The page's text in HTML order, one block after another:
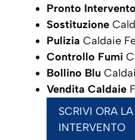
Pronto Intervento
Sostituzione
Pulizia Caldaie
Controllo Fumi
Bollino Blu
Vendita Caldaie
SCRIVI ORA
INTERVENTO